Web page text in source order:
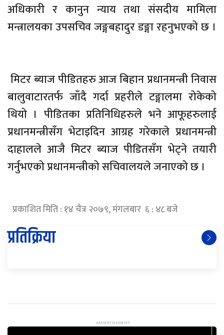
अधिकारी र कानुन न्याय तथा संसदीय मामिला
मन्त्रालयका उपसचिव जङ्गबहादुर डङ्गा रहनुभएको छ ।
मिटर ब्याज पीडितहरु आज बिहान प्रधानमन्त्री निवास
बालुवाटारतर्फ जाँदै गर्दा प्रहरीले टङ्गालमा रोकेको
थियो । पीडितका प्रतिनिधिहरुले भने आफूहरुलाई
प्रधानमन्त्रीसँग भेटाइदिन आग्रह गरेकाले प्रधानमन्त्री
दाहालले आजै मिटर ब्याज पीडितसँग भेट्ने तयारी
गर्नुभएको प्रधानमन्त्रीको सचिवालयले जनाएको छ ।
प्रकाशित मिति : १४ चैत्र २०७९, मंगलबार ६ : ४८ बजे
प्रतिक्रिया